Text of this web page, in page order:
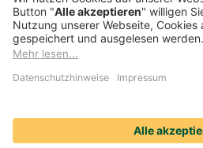
Cookie-Einstellungen
Datenschutz
Impressum
Streitbeilegung
Nutzungshinweise
Compliance